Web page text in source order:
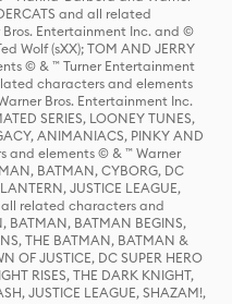
and all related
Entertainment Inc. and ©
Wolf (sXX); TOM AND JERRY
© & ™ Turner Entertainment
characters and elements
Bros. Entertainment Inc.
SERIES, LOONEY TUNES,
ANIMANIACS, PINKY AND
and elements © & ™ Warner
BATMAN, CYBORG, DC
JUSTICE LEAGUE,
all related characters and
BATMAN, BATMAN BEGINS,
THE BATMAN, BATMAN &
OF JUSTICE, DC SUPER HERO
RISES, THE DARK KNIGHT,
JUSTICE LEAGUE, SHAZAM!,